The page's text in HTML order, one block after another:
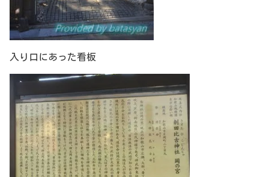
入り口にあった看板